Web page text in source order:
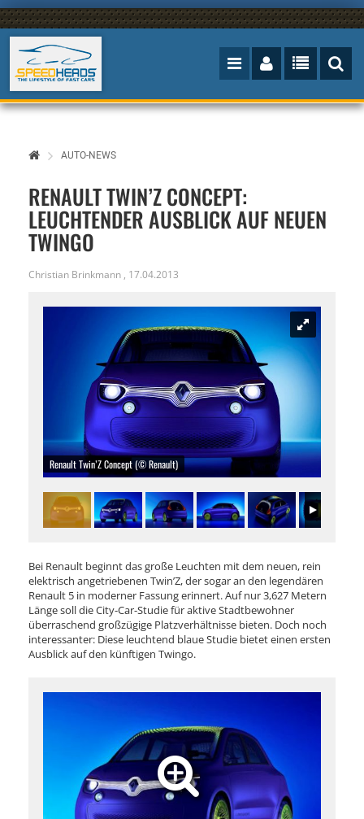
AUTO-NEWS
RENAULT TWIN’Z CONCEPT:
LEUCHTENDER AUSBLICK AUF NEUEN
TWINGO
Christian Brinkmann , 17.04.2013
Renault Twin’Z Concept (© Renault)
Bei Renault beginnt das große Leuchten mit dem neuen, rein
elektrisch angetriebenen Twin’Z, der sogar an den legendären
Renault 5 in moderner Fassung erinnert. Auf nur 3,627 Metern
Länge soll die City-Car-Studie für aktive Stadtbewohner
überraschend großzügige Platzverhältnisse bieten. Doch noch
interessanter: Diese leuchtend blaue Studie bietet einen ersten
Ausblick auf den künftigen Twingo.